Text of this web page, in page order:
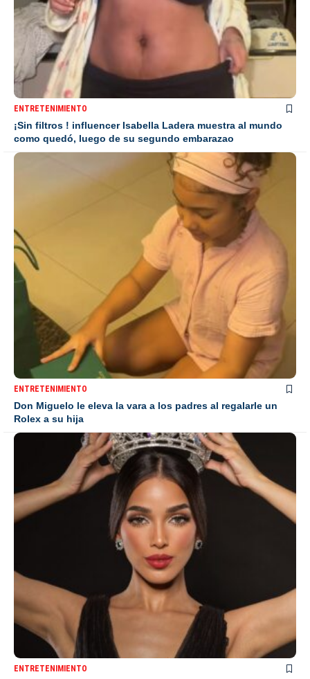
ENTRETENIMIENTO
¡Sin filtros ! influencer Isabella Ladera muestra al mundo
como quedó, luego de su segundo embarazao
ENTRETENIMIENTO
Don Miguelo le eleva la vara a los padres al regalarle un
Rolex a su hija
ENTRETENIMIENTO